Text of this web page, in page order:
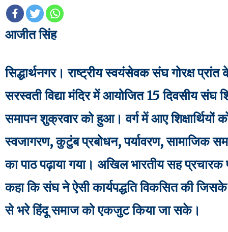
आजीत सिंह
सिद्धार्थनगर। राष्ट्रीय स्वयंसेवक संघ गोरक्ष प्रांत
सरस्वती विद्या मंदिर में आयोजित 15 दिवसीय संघ
समापन शुक्रवार को हुआ। वर्ग में आए शिक्षार्थियों
स्वजागरण, कुटुंब प्रबोधन, पर्यावरण, सामाजिक
का पाठ पढ़ाया गया। अखिल भारतीय सह
कहा कि संघ ने ऐसी कार्यपद्धति विकसित की
से भरे हिंदू समाज को एकजुट किया जा सके।